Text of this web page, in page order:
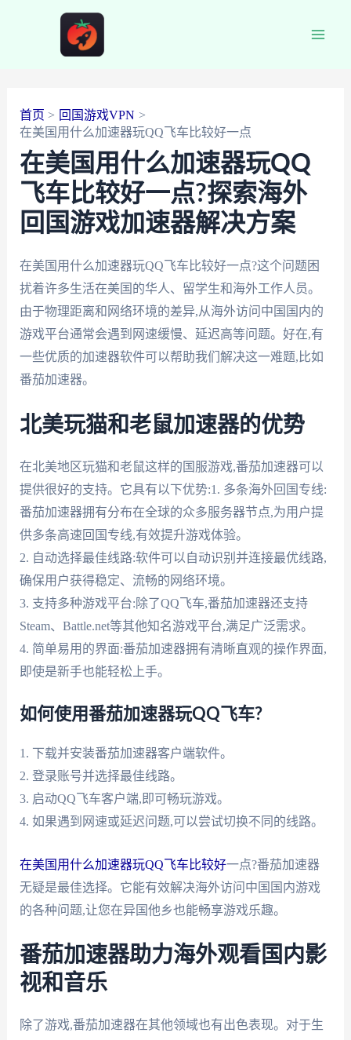
首页
回国游戏VPN
在美国用什么加速器玩QQ飞车比较好一点
在美国用什么加速器玩QQ
飞车比较好一点?探索海外
回国游戏加速器解决方案
在美国用什么加速器玩QQ飞车比较好一点?这个问题困
扰着许多生活在美国的华人、留学生和海外工作人员。
由于物理距离和网络环境的差异,从海外访问中国国内的
游戏平台通常会遇到网速缓慢、延迟高等问题。好在,有
一些优质的加速器软件可以帮助我们解决这一难题,比如
番茄加速器。
北美玩猫和老鼠加速器的优势
在北美地区玩猫和老鼠这样的国服游戏,番茄加速器可以
提供很好的支持。它具有以下优势:1. 多条海外回国专线:
番茄加速器拥有分布在全球的众多服务器节点,为用户提
供多条高速回国专线,有效提升游戏体验。
2. 自动选择最佳线路:软件可以自动识别并连接最优线路,
确保用户获得稳定、流畅的网络环境。
3. 支持多种游戏平台:除了QQ飞车,番茄加速器还支持
Steam、Battle.net等其他知名游戏平台,满足广泛需求。
4. 简单易用的界面:番茄加速器拥有清晰直观的操作界面,
即使是新手也能轻松上手。
如何使用番茄加速器玩QQ飞车?
1. 下载并安装番茄加速器客户端软件。
2. 登录账号并选择最佳线路。
3. 启动QQ飞车客户端,即可畅玩游戏。
4. 如果遇到网速或延迟问题,可以尝试切换不同的线路。
在美国用什么加速器玩QQ飞车比较好一点?番茄加速器
无疑是最佳选择。它能有效解决海外访问中国国内游戏
的各种问题,让您在异国他乡也能畅享游戏乐趣。
番茄加速器助力海外观看国内影
视和音乐
除了游戏,番茄加速器在其他领域也有出色表现。对于生